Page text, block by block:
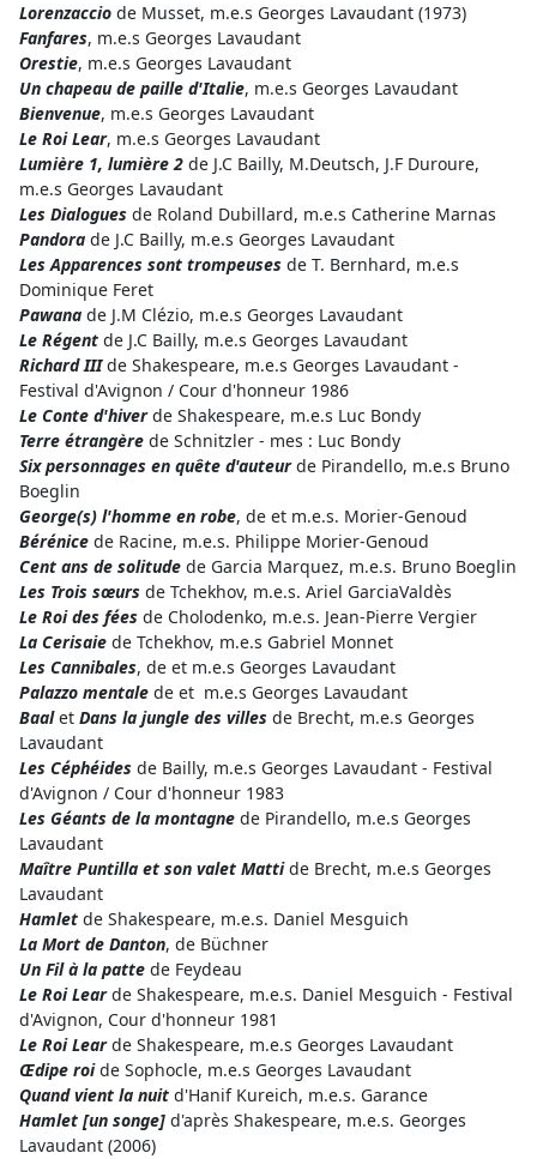
Lorenzaccio de Musset, m.e.s Georges Lavaudant (1973)
Fanfares, m.e.s Georges Lavaudant
Orestie, m.e.s Georges Lavaudant
Un chapeau de paille d'Italie, m.e.s Georges Lavaudant
Bienvenue, m.e.s Georges Lavaudant
Le Roi Lear, m.e.s Georges Lavaudant
Lumière 1, lumière 2 de J.C Bailly, M.Deutsch, J.F Duroure,
m.e.s Georges Lavaudant
Les Dialogues de Roland Dubillard, m.e.s Catherine Marnas
Pandora de J.C Bailly, m.e.s Georges Lavaudant
Les Apparences sont trompeuses de T. Bernhard, m.e.s
Dominique Feret
Pawana de J.M Clézio, m.e.s Georges Lavaudant
Le Régent de J.C Bailly, m.e.s Georges Lavaudant
Richard IIIde Shakespeare, m.e.s Georges Lavaudant -
Festival d'Avignon / Cour d'honneur 1986
Le Conte d'hiverde Shakespeare, m.e.s Luc Bondy
Terre étrangère de Schnitzler - mes : Luc Bondy
Six personnages en quête d'auteurde Pirandello, m.e.s Bruno
Boeglin
George(s) l'homme en robe, de et m.e.s. Morier-Genoud
Bérénice de Racine, m.e.s. Philippe Morier-Genoud
Cent ans de solitude de Garcia Marquez, m.e.s. Bruno Boeglin
Les Trois sœurs de Tchekhov, m.e.s. Ariel GarciaValdès
Le Roi des fées de Cholodenko, m.e.s. Jean-Pierre Vergier
La Cerisaie de Tchekhov, m.e.s Gabriel Monnet
Les Cannibales, de et m.e.s Georges Lavaudant
Palazzo mentale de et m.e.s Georges Lavaudant
Baalet Dans la jungle des villes de Brecht, m.e.s Georges
Lavaudant
Les Céphéides de Bailly, m.e.s Georges Lavaudant - Festival
d'Avignon / Cour d'honneur 1983
Les Géants de la montagne de Pirandello, m.e.s Georges
Lavaudant
Maître Puntilla et son valet Mattide Brecht, m.e.s Georges
Lavaudant
Hamlet de Shakespeare, m.e.s. Daniel Mesguich
La Mort de Danton, de Büchner
Un Fil à la patte de Feydeau
Le Roi Learde Shakespeare, m.e.s. Daniel Mesguich - Festival
d'Avignon, Cour d'honneur 1981
Le Roi Learde Shakespeare, m.e.s Georges Lavaudant
Œdipe roide Sophocle, m.e.s Georges Lavaudant
Quand vient la nuit d'Hanif Kureich, m.e.s. Garance
Hamlet [un songe] d'après Shakespeare, m.e.s. Georges
Lavaudant (2006)